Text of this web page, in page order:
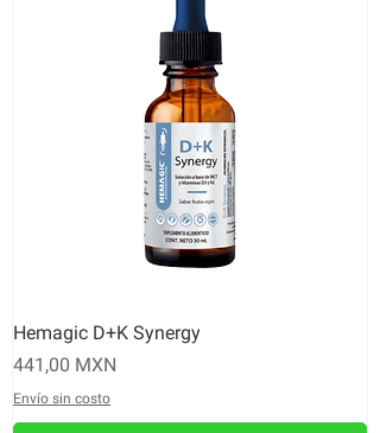
Hemagic D+K Synergy
Precio
441,00 MXN
Envío sin costo